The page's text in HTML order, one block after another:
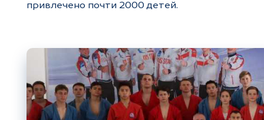
привлечено почти 2000 детей.